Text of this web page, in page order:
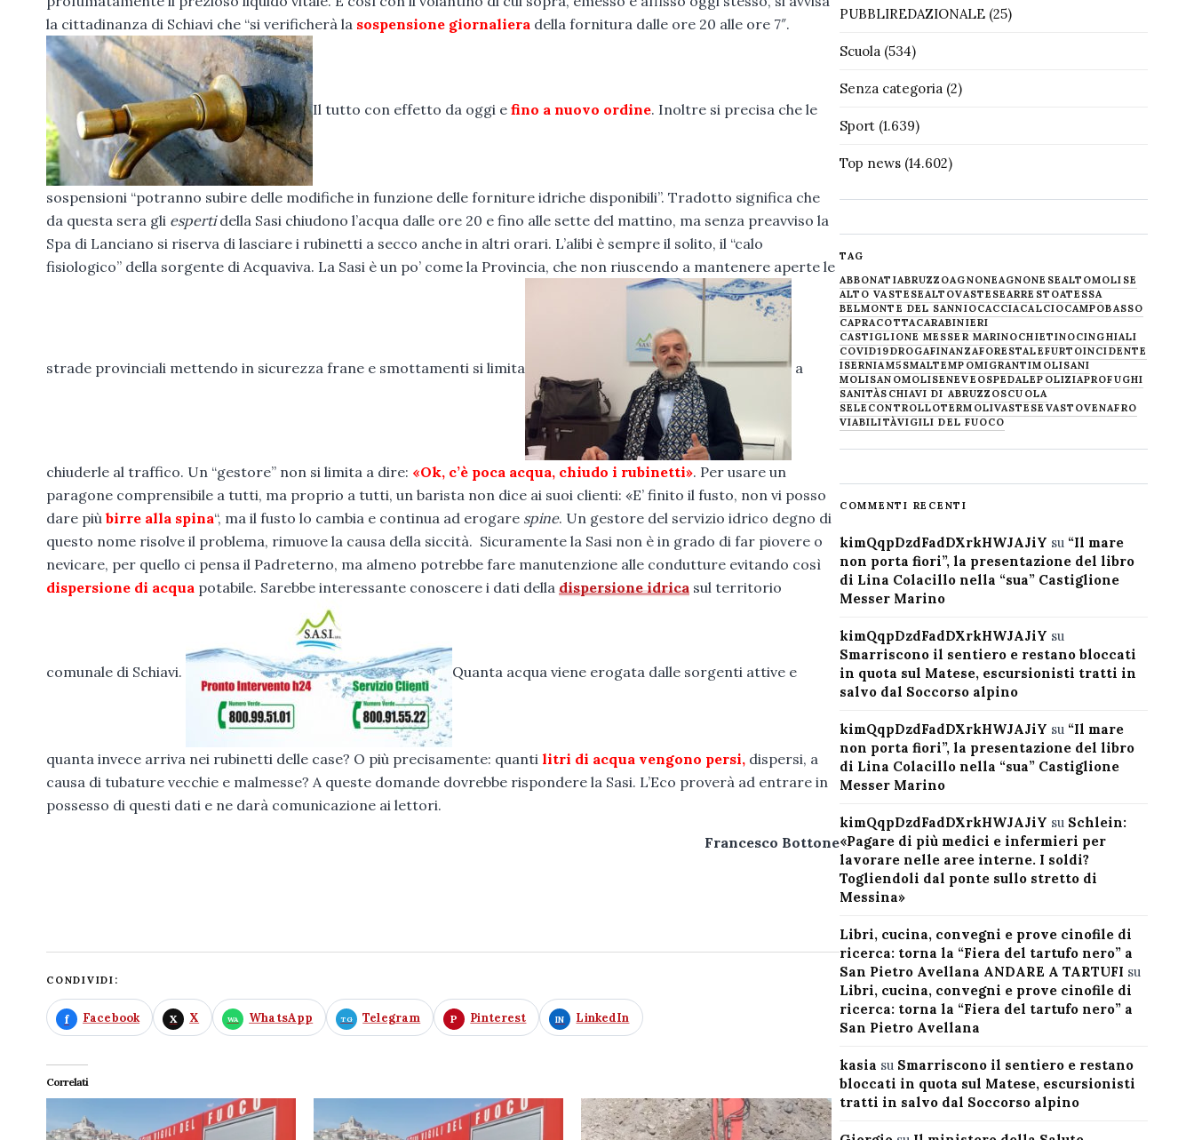
la cittadinanza di Schiavi che “si verificherà la sospensione giornaliera della fornitura dalle ore 20 alle ore 7″.
Il tutto con effetto da oggi e fino a nuovo ordine. Inoltre si precisa che le
sospensioni “potranno subire delle modifiche in funzione delle forniture idriche disponibili”. Tradotto significa che
da questa sera gli espertidella Sasi chiudono l’acqua dalle ore 20 e fino alle sette del mattino, ma senza preavviso la
Spa di Lanciano si riserva di lasciare i rubinetti a secco anche in altri orari. L’alibi è sempre il solito, il “calo
fisiologico” della sorgente di Acquaviva. La Sasi è un po’ come la Provincia, che non riuscendo a mantenere aperte le
strade provinciali mettendo in sicurezza frane e smottamenti si limita a
chiuderle al traffico. Un “gestore” non si limita a dire: «Ok, c’è poca acqua, chiudo i rubinetti». Per usare un
paragone comprensibile a tutti, ma proprio a tutti, un barista non dice ai suoi clienti: «E’ finito il fusto, non vi posso
dare più birre alla spina“, ma il fusto lo cambia e continua ad erogare spine. Un gestore del servizio idrico degno di
questo nome risolve il problema, rimuove la causa della siccità. Sicuramente la Sasi non è in grado di far piovere o
nevicare, per quello ci pensa il Padreterno, ma almeno potrebbe fare manutenzione alle condutture evitando così
dispersione di acqua potabile. Sarebbe interessante conoscere i dati della dispersione idrica sul territorio
comunale di Schiavi. Quanta acqua viene erogata dalle sorgenti attive e
quanta invece arriva nei rubinetti delle case? O più precisamente: quanti litri di acqua vengono persi, dispersi, a
causa di tubature vecchie e malmesse? A queste domande dovrebbe rispondere la Sasi. L’Eco proverà ad entrare in
possesso di questi dati e ne darà comunicazione ai lettori.
Francesco Bottone
CONDIVIDI:
Facebook X WhatsApp Telegram Pinterest LinkedIn
Correlati
PUBBLIREDAZIONALE(25)
Scuola(534)
Senza categoria(2)
Sport(1.639)
Top news(14.602)
TAG
ABBONATIABRUZZOAGNONEAGNONESEALTOMOLISE
ALTO VASTESEALTOVASTESEARRESTOATESSA
BELMONTE DEL SANNIOCACCIACALCIOCAMPOBASSO
CAPRACOTTACARABINIERI
CASTIGLIONE MESSER MARINOCHIETINOCINGHIALI
COVID19DROGAFINANZAFORESTALEFURTOINCIDENTE
ISERNIAM5SMALTEMPOMIGRANTIMOLISANI
MOLISANOMOLISENEVE OSPEDALEPOLIZIAPROFUGHI
SANITÀSCHIAVI DI ABRUZZOSCUOLA
SELECONTROLLOTERMOLIVASTESE VASTOVENAFRO
VIABILITÀVIGILI DEL FUOCO
COMMENTI RECENTI
kimQqpDzdFadDXrkHWJAJiY su “Il mare
non porta fiori”, la presentazione del libro
di Lina Colacillo nella “sua” Castiglione
Messer Marino
kimQqpDzdFadDXrkHWJAJiY su
Smarriscono il sentiero e restano bloccati
in quota sul Matese, escursionisti tratti in
salvo dal Soccorso alpino
kimQqpDzdFadDXrkHWJAJiY su “Il mare
non porta fiori”, la presentazione del libro
di Lina Colacillo nella “sua” Castiglione
Messer Marino
kimQqpDzdFadDXrkHWJAJiY su Schlein:
«Pagare di più medici e infermieri per
lavorare nelle aree interne. I soldi?
Togliendoli dal ponte sullo stretto di
Messina»
Libri, cucina, convegni e prove cinofile di
ricerca: torna la “Fiera del tartufo nero” a
San Pietro Avellana ANDARE A TARTUFI su
Libri, cucina, convegni e prove cinofile di
ricerca: torna la “Fiera del tartufo nero” a
San Pietro Avellana
kasia su Smarriscono il sentiero e restano
bloccati in quota sul Matese, escursionisti
tratti in salvo dal Soccorso alpino